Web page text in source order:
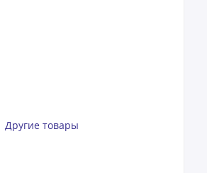
Другие товары